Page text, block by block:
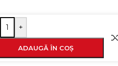
+
ADAUGĂ ÎN COȘ